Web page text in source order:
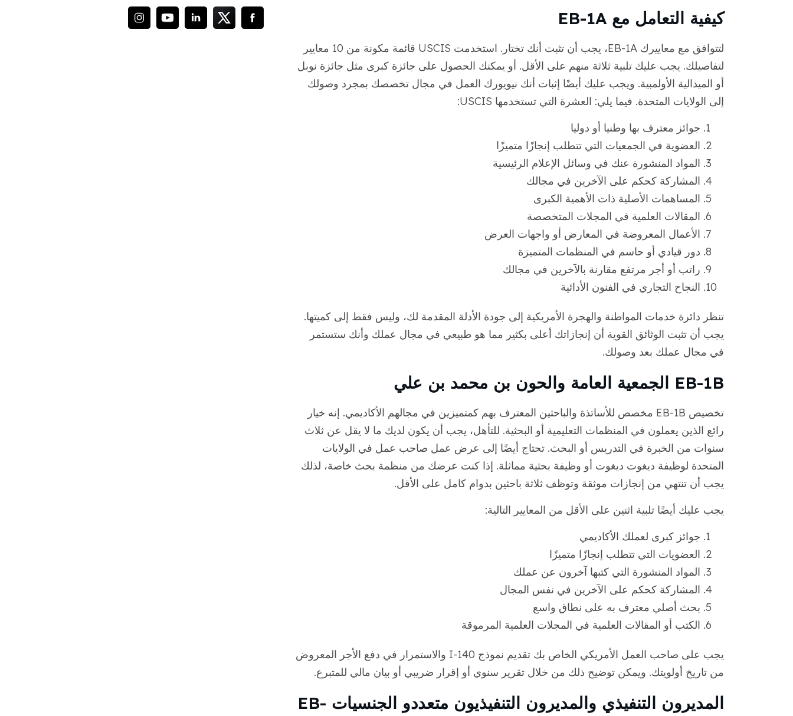
كيفية التعامل مع EB-1A
لتتوافق مع معاييرك EB-1A، يجب أن تثبت أنك تختار. استخدمت USCIS قائمة مكونة من 10 معايير
لتفاصيلك. يجب عليك تلبية ثلاثة منهم على الأقل. أو يمكنك الحصول على جائزة كبرى مثل جائزة نوبل
أو الميدالية الأولمبية. ويجب عليك أيضًا إثبات أنك نيويورك العمل في مجال تخصصك بمجرد وصولك
إلى الولايات المتحدة. فيما يلي: العشرة التي تستخدمها USCIS:
جوائز معترف بها وطنيا أو دوليا
العضوية في الجمعيات التي تتطلب إنجازًا متميزًا
المواد المنشورة عنك في وسائل الإعلام الرئيسية
المشاركة كحكم على الآخرين في مجالك
المساهمات الأصلية ذات الأهمية الكبرى
المقالات العلمية في المجلات المتخصصة
الأعمال المعروضة في المعارض أو واجهات العرض
دور قيادي أو حاسم في المنظمات المتميزة
راتب أو أجر مرتفع مقارنة بالآخرين في مجالك
النجاح التجاري في الفنون الأدائية
تنظر دائرة خدمات المواطنة والهجرة الأمريكية إلى جودة الأدلة المقدمة لك، وليس فقط إلى كميتها.
يجب أن تثبت الوثائق القوية أن إنجازاتك أعلى بكثير مما هو طبيعي في مجال عملك وأنك ستستمر
في مجال عملك بعد وصولك.
EB-1B الجمعية العامة والحون بن محمد بن علي
تخصيص EB-1B مخصص للأساتذة والباحثين المعترف بهم كمتميزين في مجالهم الأكاديمي. إنه خيار
رائع الذين يعملون في المنظمات التعليمية أو البحثية. للتأهل، يجب أن يكون لديك ما لا يقل عن ثلاث
سنوات من الخبرة في التدريس أو البحث. تحتاج أيضًا إلى عرض عمل صاحب عمل في الولايات
المتحدة لوظيفة ديغوت ديغوت أو وظيفة بحثية مماثلة. إذا كنت عرضك من منظمة بحث خاصة، لذلك
يجب أن تنتهي من إنجازات موثقة وتوظف ثلاثة باحثين بدوام كامل على الأقل.
يجب عليك أيضًا تلبية اثنين على الأقل من المعايير التالية:
جوائز كبرى لعملك الأكاديمي
العضويات التي تتطلب إنجازًا متميزًا
المواد المنشورة التي كتبها آخرون عن عملك
المشاركة كحكم على الآخرين في نفس المجال
بحث أصلي معترف به على نطاق واسع
الكتب أو المقالات العلمية في المجلات العلمية المرموقة
يجب على صاحب العمل الأمريكي الخاص بك تقديم نموذج I-140 والاستمرار في دفع الأجر المعروض
من تاريخ أولويتك. ويمكن توضيح ذلك من خلال تقرير سنوي أو إقرار ضريبي أو بيان مالي للمتبرع.
المديرون التنفيذي والمديرون التنفيذيون متعددو الجنسيات EB-